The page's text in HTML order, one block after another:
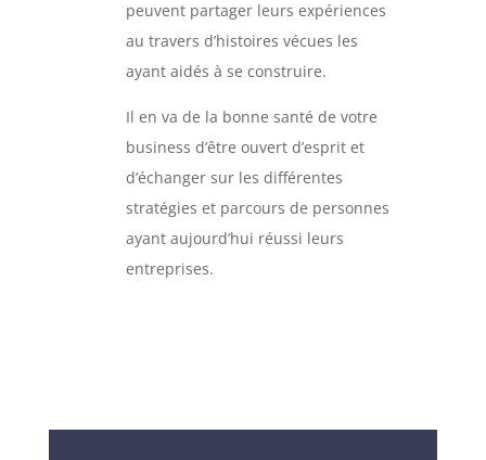
peuvent partager leurs expériences
au travers d’histoires vécues les
ayant aidés à se construire.
Il en va de la bonne santé de votre
business d’être ouvert d’esprit et
d’échanger sur les différentes
stratégies et parcours de personnes
ayant aujourd’hui réussi leurs
entreprises.